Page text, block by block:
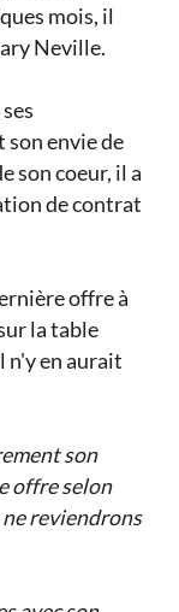
mois, il
Neville.
envie de
son coeur, il a
de contrat
offre à
la table
n'y en aurait
son
offre selon
reviendrons